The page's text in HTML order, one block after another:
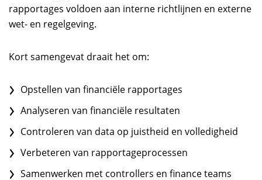
rapportages voldoen aan interne richtlijnen en externe
wet- en regelgeving.
Kort samengevat draait het om:
Opstellen van financiële rapportages
Analyseren van financiële resultaten
Controleren van data op juistheid en volledigheid
Verbeteren van rapportageprocessen
Samenwerken met controllers en finance teams